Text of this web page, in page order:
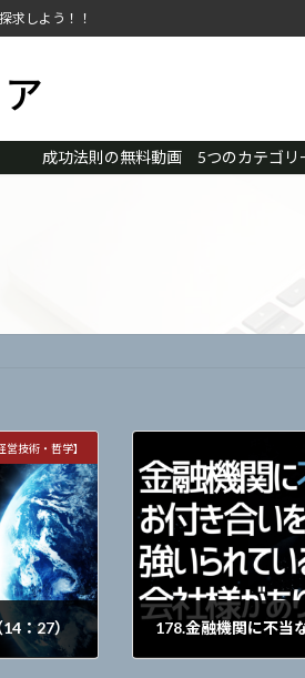
求しよう！！
成功法則の無料動画 5つのカテゴリ
営技術・哲学】
14：27）
2022年2月11日